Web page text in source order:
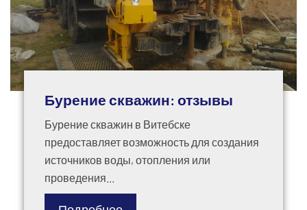
Бурение скважин: отзывы
Бурение скважин в Витебске
предоставляет возможность для создания
источников воды, отопления или
проведения...